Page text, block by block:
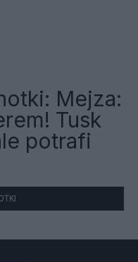
Mejza:
Tusk
potrafi